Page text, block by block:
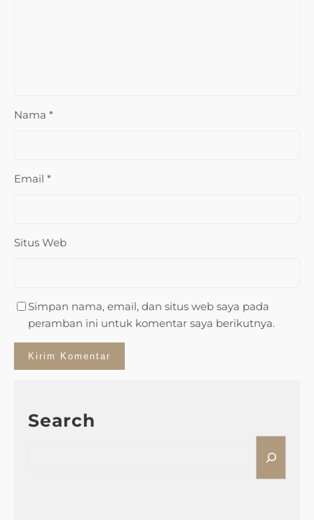
Nama *
Email *
Situs Web
Simpan nama, email, dan situs web saya pada
peramban ini untuk komentar saya berikutnya.
Search